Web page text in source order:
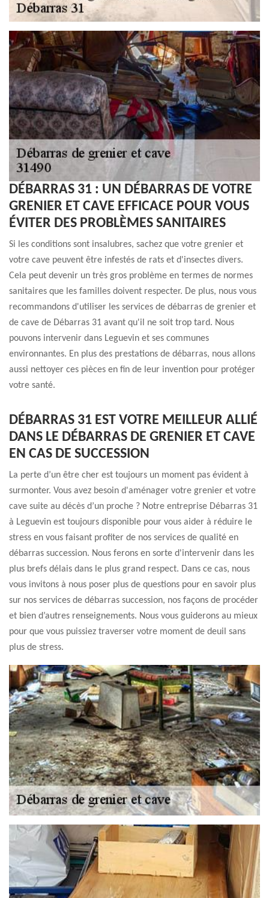
DÉBARRAS 31 : UN DÉBARRAS DE VOTRE
GRENIER ET CAVE EFFICACE POUR VOUS
ÉVITER DES PROBLÈMES SANITAIRES
Si les conditions sont insalubres, sachez que votre grenier et
votre cave peuvent être infestés de rats et d'insectes divers.
Cela peut devenir un très gros problème en termes de normes
sanitaires que les familles doivent respecter. De plus, nous vous
recommandons d'utiliser les services de débarras de grenier et
de cave de Débarras 31 avant qu'il ne soit trop tard. Nous
pouvons intervenir dans Leguevin et ses communes
environnantes. En plus des prestations de débarras, nous allons
aussi nettoyer ces pièces en fin de leur invention pour protéger
votre santé.
DÉBARRAS 31 EST VOTRE MEILLEUR ALLIÉ
DANS LE DÉBARRAS DE GRENIER ET CAVE
EN CAS DE SUCCESSION
La perte d’un être cher est toujours un moment pas évident à
surmonter. Vous avez besoin d'aménager votre grenier et votre
cave suite au décès d’un proche ? Notre entreprise Débarras 31
à Leguevin est toujours disponible pour vous aider à réduire le
stress en vous faisant profiter de nos services de qualité en
débarras succession. Nous ferons en sorte d'intervenir dans les
plus brefs délais dans le plus grand respect. Dans ce cas, nous
vous invitons à nous poser plus de questions pour en savoir plus
sur nos services de débarras succession, nos façons de procéder
et bien d’autres renseignements. Nous vous guiderons au mieux
pour que vous puissiez traverser votre moment de deuil sans
plus de stress.